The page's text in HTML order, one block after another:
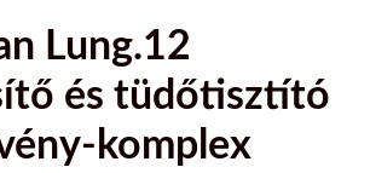
Lung.12
és tüdőtisztító
komplex